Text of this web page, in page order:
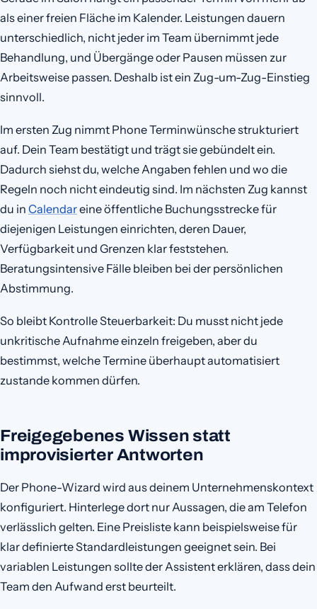
als einer freien Fläche im Kalender. Leistungen dauern
unterschiedlich, nicht jeder im Team übernimmt jede
Behandlung, und Übergänge oder Pausen müssen zur
Arbeitsweise passen. Deshalb ist ein Zug-um-Zug-Einstieg
sinnvoll.
Im ersten Zug nimmt Phone Terminwünsche strukturiert
auf. Dein Team bestätigt und trägt sie gebündelt ein.
Dadurch siehst du, welche Angaben fehlen und wo die
Regeln noch nicht eindeutig sind. Im nächsten Zug kannst
du in Calendareine öffentliche Buchungsstrecke für
diejenigen Leistungen einrichten, deren Dauer,
Verfügbarkeit und Grenzen klar feststehen.
Beratungsintensive Fälle bleiben bei der persönlichen
Abstimmung.
So bleibt Kontrolle Steuerbarkeit: Du musst nicht jede
unkritische Aufnahme einzeln freigeben, aber du
bestimmst, welche Termine überhaupt automatisiert
zustande kommen dürfen.
Freigegebenes Wissen statt
improvisierter Antworten
Der Phone-Wizard wird aus deinem Unternehmenskontext
konfiguriert. Hinterlege dort nur Aussagen, die am Telefon
verlässlich gelten. Eine Preisliste kann beispielsweise für
klar definierte Standardleistungen geeignet sein. Bei
variablen Leistungen sollte der Assistent erklären, dass dein
Team den Aufwand erst beurteilt.